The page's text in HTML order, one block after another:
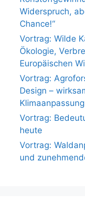
Widerspruch,
Chance!“
Vortrag: Wilde
Ökologie,
Europäischen
Vortrag:
Design –
Klimaanpassung
Vortrag:
heute
Vortrag:
und